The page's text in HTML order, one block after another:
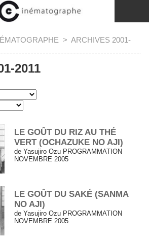
> ARCHIVES 2001-
2011
LE GOÛT DU RIZ AU THÉ
VERT (OCHAZUKE NO AJI)
de Yasujiro Ozu PROGRAMMATION
NOVEMBRE 2005
LE GOÛT DU SAKÉ (SANMA
NO AJI)
de Yasujiro Ozu PROGRAMMATION
NOVEMBRE 2005